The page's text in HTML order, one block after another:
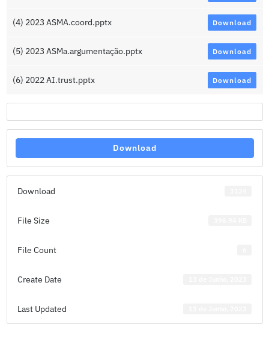
(4) 2023 ASMA.coord.pptx Download
(5) 2023 ASMa.argumentação.pptx Download
(6) 2022 AI.trust.pptx Download
Download
Download
File Size
File Count
Create Date
Last Updated